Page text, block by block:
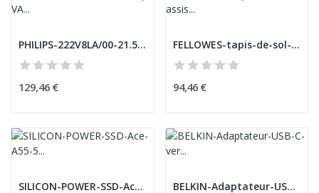
PHILIPS-222V8LA/00-21.5p-VA-LCD-FHD-1920x1080-1...
129,46 €
FELLOWES-tapis-de-sol-assis/debout
94,46 €
SILICON-POWER-SSD-Ace-A55-512Go-2.5p-SATA-III-6... BELKIN-Adaptateur-USB-C-vers-Jack